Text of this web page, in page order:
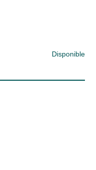
Disponible